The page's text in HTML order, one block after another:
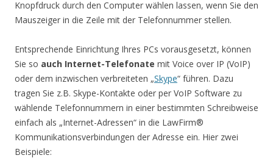
Knopfdruck durch den Computer wählen lassen, wenn Sie den
Mauszeiger in die Zeile mit der Telefonnummer stellen.
Entsprechende Einrichtung Ihres PCs vorausgesetzt, können
Sie so auch Internet-Telefonate mit Voice over IP (VoIP)
oder dem inzwischen verbreiteten „Skype“ führen. Dazu
tragen Sie z.B. Skype-Kontakte oder per VoIP Software zu
wählende Telefonnummern in einer bestimmten Schreibweise
einfach als „Internet-Adressen“ in die LawFirm®
Kommunikationsverbindungen der Adresse ein. Hier zwei
Beispiele: